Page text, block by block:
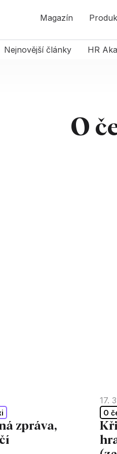
Magazín
Nejnovější články HR
O
zpráva,
17.
O